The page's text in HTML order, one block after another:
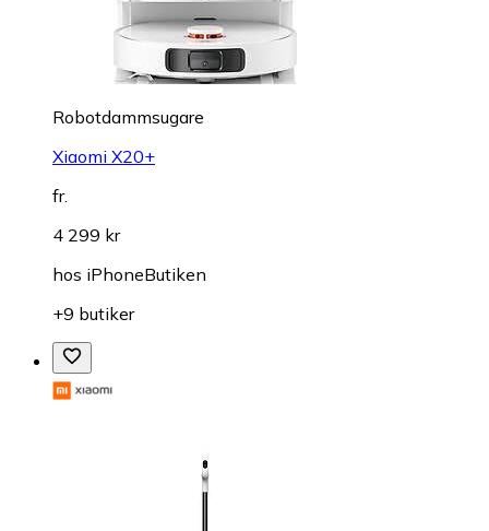
Robotdammsugare
Xiaomi X20+
fr.
4 299 kr
hos iPhoneButiken
+9 butiker